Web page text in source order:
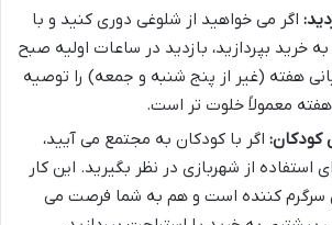
اگر می خواهید از شلوغی دوری کنید و با
خرید بپردازید، بازدید در ساعات اولیه صبح
هفته (غیر از پنج شنبه و جمعه) را توصیه
معمولاً خلوت تر است.
کودکان: اگر با کودکان به مجتمع می آیید،
استفاده از شهربازی در نظر بگیرید. این کار
سرگرم کننده است و هم به شما فرصت می